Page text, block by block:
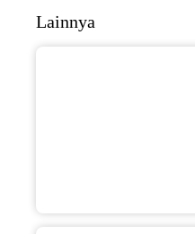
Lainnya